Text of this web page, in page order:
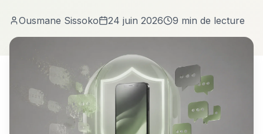
Ousmane Sissoko 24 juin 2026 9 min de lecture